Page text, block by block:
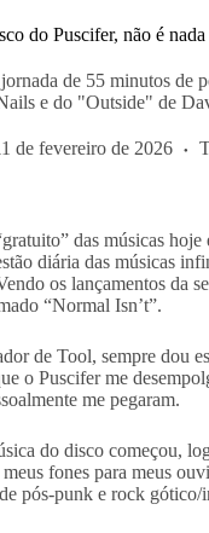
do Puscifer, não é
de 55 minutos de
e do "Outside" de
de fevereiro de 2026
das músicas
diária das músicas
os lançamentos da
“Normal Isn’t”.
de Tool, sempre dou
o Puscifer me
me pegaram.
do disco começou,
fones para meus
pós-punk e rock gótico/